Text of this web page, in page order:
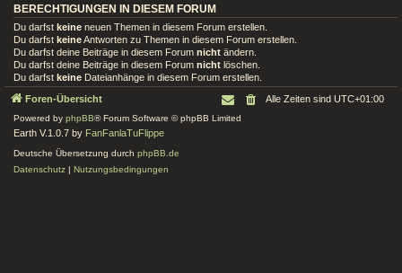
BERECHTIGUNGEN IN DIESEM FORUM
Du darfst keine neuen Themen in diesem Forum erstellen.
Du darfst keineAntworten zu Themen in diesem Forum erstellen.
Du darfst deine Beiträge in diesem Forum nicht ändern.
Du darfst deine Beiträge in diesem Forum nicht löschen.
Du darfst keine Dateianhänge in diesem Forum erstellen.
Foren-Übersicht Alle Zeiten sind UTC+01:00
Powered by phpBB® Forum Software © phpBB Limited
Earth V.1.0.7 by FanFanlaTuFlippe
Deutsche Übersetzung durch phpBB.de
Datenschutz | Nutzungsbedingungen